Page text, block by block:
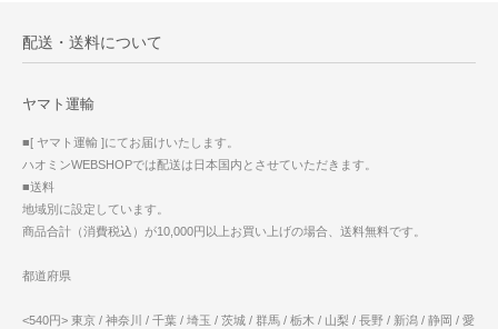
配送・送料について
ヤマト運輸
■[ ヤマト運輸 ]にてお届けいたします。
ハオミンWEBSHOPでは配送は日本国内とさせていただきます。
■送料
地域別に設定しています。
商品合計（消費税込）が10,000円以上お買い上げの場合、送料無料です。
都道府県
<540円> 東京 / 神奈川 / 千葉 / 埼玉 / 茨城 / 群馬 / 栃木 / 山梨 / 長野 / 新潟 / 静岡 / 愛